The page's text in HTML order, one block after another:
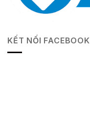
KẾT NỐI FACEBOOK